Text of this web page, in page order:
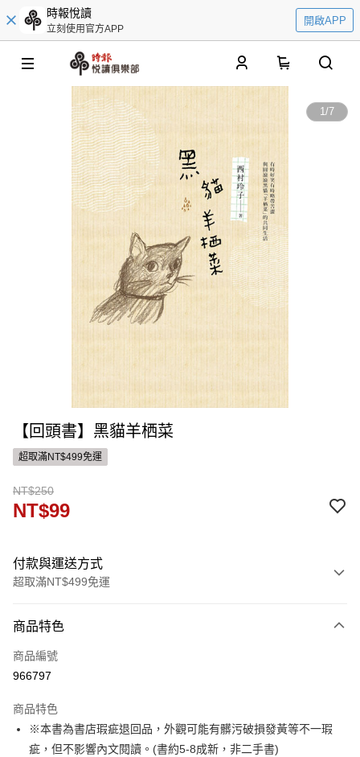
時報悅讀
立刻使用官方APP
開啟APP
1/7
【回頭書】黑貓羊栖菜
超取滿NT$499免運
NT$250
NT$99
付款與運送方式
超取滿NT$499免運
信用卡一次付款
ATM付款
運送方式
付款後全家取貨
每筆NT$60，滿NT$499(含以上)免運費
商品特色
商品編號
966797
商品特色
※本書為書店瑕疵退回品，外觀可能有髒污破損發黃等不一瑕
疵，但不影響內文閱讀。(書約5-8成新，非二手書)